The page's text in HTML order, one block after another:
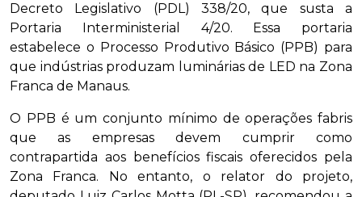
Decreto Legislativo (PDL) 338/20, que susta a
Portaria Interministerial 4/20. Essa portaria
estabelece o Processo Produtivo Básico (PPB) para
que indústrias produzam luminárias de LED na Zona
Franca de Manaus.
O PPB é um conjunto mínimo de operações fabris
que as empresas devem cumprir como
contrapartida aos benefícios fiscais oferecidos pela
Zona Franca. No entanto, o relator do projeto,